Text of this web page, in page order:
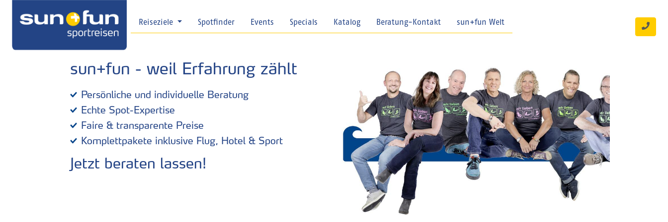
Reiseziele Spotfinder Events Specials Katalog Beratung-Kontakt sun+fun Welt
sun+fun - weil Erfahrung zählt
Persönliche und individuelle Beratung
Echte Spot-Expertise
Faire & transparente Preise
Komplettpakete inklusive Flug, Hotel & Sport
Jetzt beraten lassen!